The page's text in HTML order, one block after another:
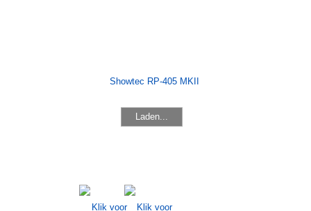
Laden...